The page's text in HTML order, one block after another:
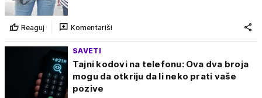
Reaguj Komentariši
SAVETI
Tajni kodovi na telefonu: Ova dva broja
mogu da otkriju da li neko prati vaše
pozive